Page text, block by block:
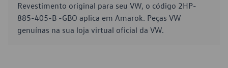
Revestimento original para seu VW, o código 2HP-
885-405-B -GBO aplica em Amarok. Peças VW
genuínas na sua loja virtual oficial da VW.